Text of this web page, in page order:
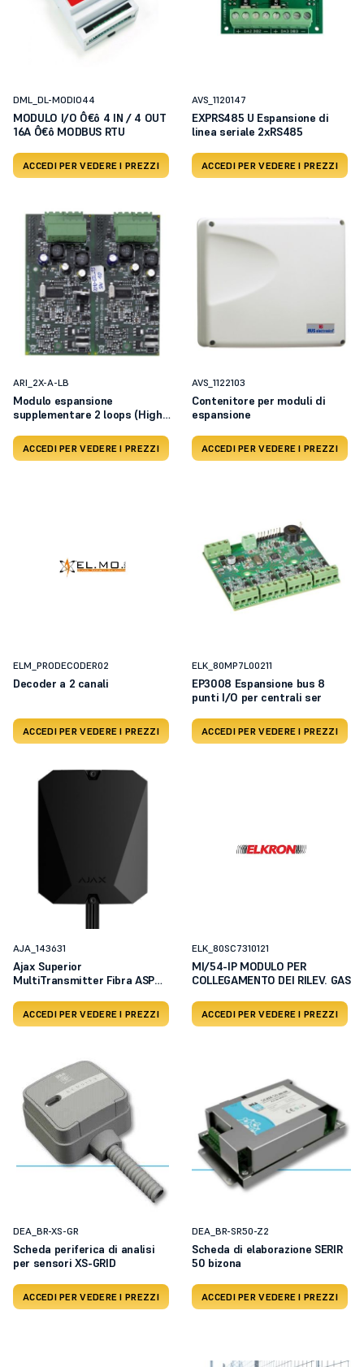
DML_DL-MODIO44
MODULO I/O Ô€ô 4 IN / 4 OUT
16A Ô€ô MODBUS RTU
ACCEDI PER VEDERE I PREZZI
AVS_1120147
EXPRS485 U Espansione di
linea seriale 2xRS485
ACCEDI PER VEDERE I PREZZI
ARI_2X-A-LB
Modulo espansione
supplementare 2 loops (High
ACCEDI PER VEDERE I PREZZI
AVS_1122103
Contenitore per moduli di
espansione
ACCEDI PER VEDERE I PREZZI
ELM_PRODECODER02
Decoder a 2 canali
ACCEDI PER VEDERE I PREZZI
ELK_80MP7L00211
EP3008 Espansione bus 8
punti I/O per centrali ser
ACCEDI PER VEDERE I PREZZI
AJA_143631
Ajax Superior
MultiTransmitter Fibra ASP
ACCEDI PER VEDERE I PREZZI
ELK_80SC7310121
MI/54-IP MODULO PER
COLLEGAMENTO DEI RILEV. GAS
ACCEDI PER VEDERE I PREZZI
DEA_BR-XS-GR
Scheda periferica di analisi
per sensori XS-GRID
ACCEDI PER VEDERE I PREZZI
DEA_BR-SR50-Z2
Scheda di elaborazione SERIR
50 bizona
ACCEDI PER VEDERE I PREZZI